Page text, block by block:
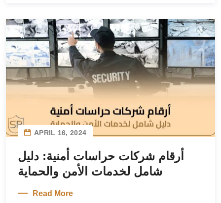
APRIL 16, 2024
أرقام شركات حراسات أمنية: دليل
شامل لخدمات الأمن والحماية
Read More